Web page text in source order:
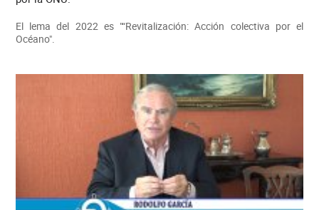
El lema del 2022 es "“Revitalización: Acción colectiva por el
Océano".